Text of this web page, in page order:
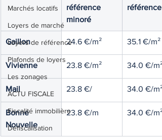
Marchés locatifs
Loyers de marché
Loyers de référence
Plafonds de loyers
Les zonages
ACTU FISCALE
Fiscalité immobilière
Défiscalisation
référence
minoré
référence
Gaillon 24.6 €/m² 35.1 €/m²
Vivienne 23.8 €/m² 34.0 €/m²
Mail 23.8 €/ 34.0 €/m²
Bonne
Nouvelle
23.8 €/m 34.0 €/m²